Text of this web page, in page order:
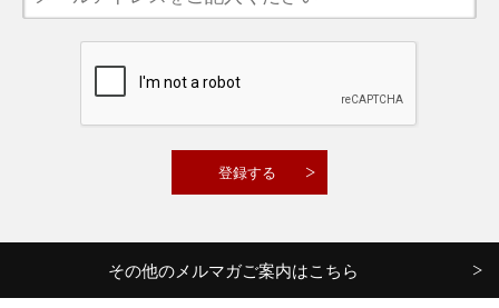
その他のメルマガご案内はこちら